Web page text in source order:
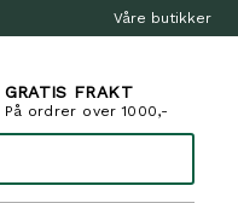
Våre butikker
GRATIS FRAKT
På ordrer over 1000,-